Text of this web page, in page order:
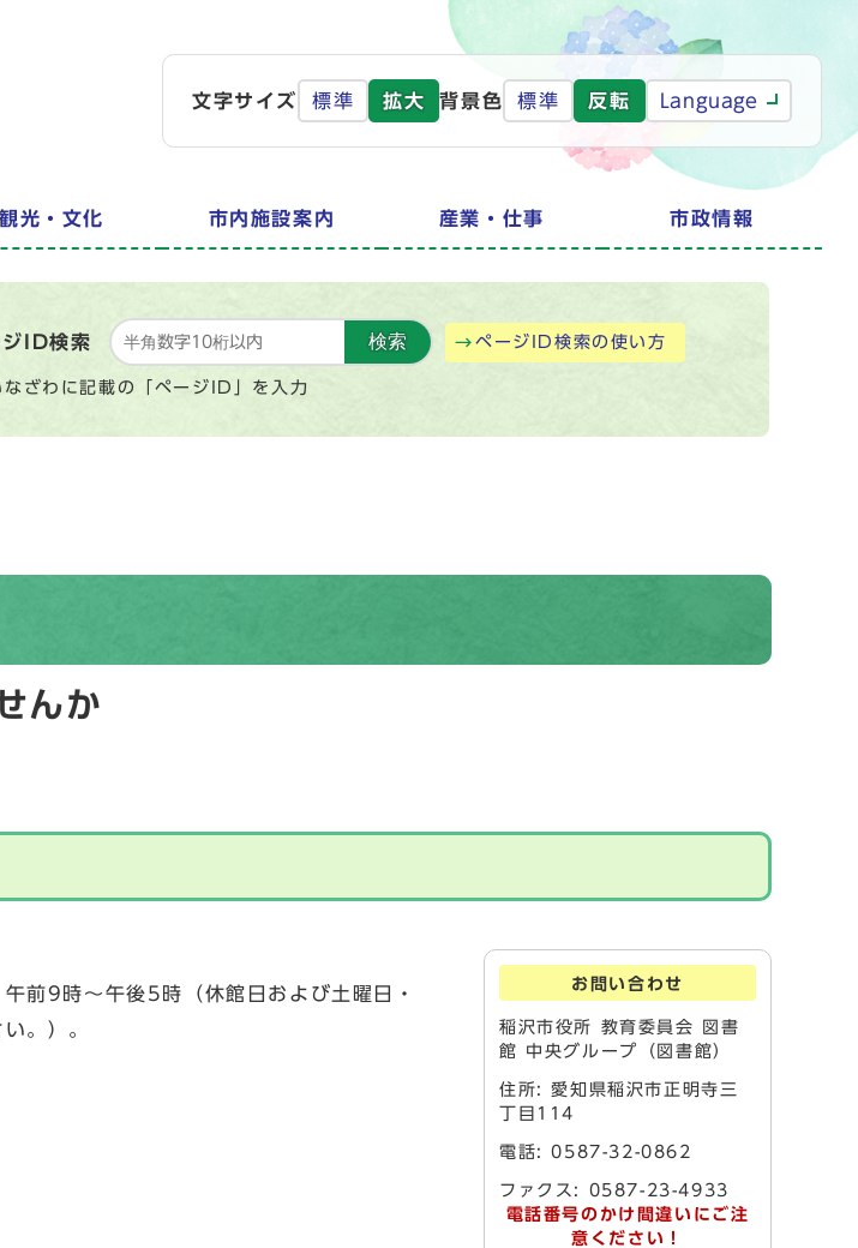
文字サイズ 標準 拡大 背景色 標準 反転 Language
観光・文化 市内施設案内 産業・仕事 市政情報
ジID検索
なざわに記載の「ページID」を入力
検索 ページID検索の使い方
んか
前9時～午後5時（休館日および土曜日・
。）。
お問い合わせ
稲沢市役所 教育委員会 図書
館 中央グループ（図書館）
住所: 愛知県稲沢市正明寺三
丁目114
電話: 0587-32-0862
ファクス: 0587-23-4933
電話番号のかけ間違いにご注
意ください！